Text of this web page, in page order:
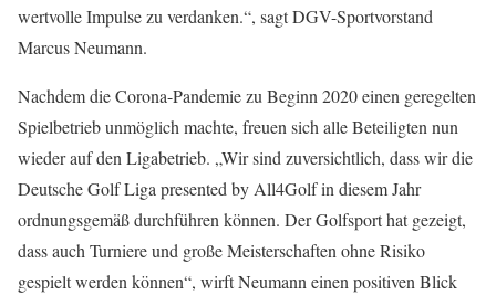
wertvolle Impulse zu verdanken.“, sagt DGV-Sportvorstand
Marcus Neumann.
Nachdem die Corona-Pandemie zu Beginn 2020 einen geregelten
Spielbetrieb unmöglich machte, freuen sich alle Beteiligten nun
wieder auf den Ligabetrieb. „Wir sind zuversichtlich, dass wir die
Deutsche Golf Liga presented by All4Golf in diesem Jahr
ordnungsgemäß durchführen können. Der Golfsport hat gezeigt,
dass auch Turniere und große Meisterschaften ohne Risiko
gespielt werden können“, wirft Neumann einen positiven Blick